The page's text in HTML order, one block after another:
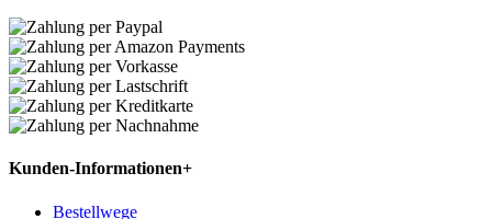
Kunden-Informationen+
Bestellwege